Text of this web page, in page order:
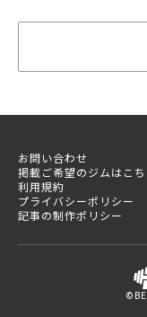
お問い合わせ
掲載ご希望のジムはこち
利用規約
プライバシーポリシー
記事の制作ポリシー